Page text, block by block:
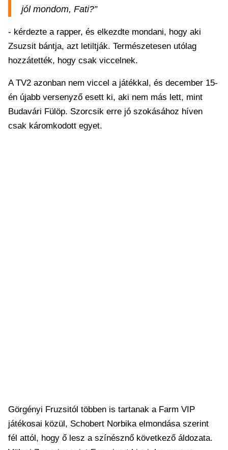
jól mondom, Fati?”
- kérdezte a rapper, és elkezdte mondani, hogy aki
Zsuzsit bántja, azt letiltják. Természetesen utólag
hozzátették, hogy csak viccelnek.
A TV2 azonban nem viccel a játékkal, és december 15-
én újabb versenyző esett ki, aki nem más lett, mint
Budavári Fülöp. Szorcsik erre jó szokásához híven
csak káromkodott egyet.
Görgényi Fruzsitól többen is tartanak a Farm VIP
játékosai közül, Schobert Norbika elmondása szerint
fél attól, hogy ő lesz a színésznő következő áldozata.